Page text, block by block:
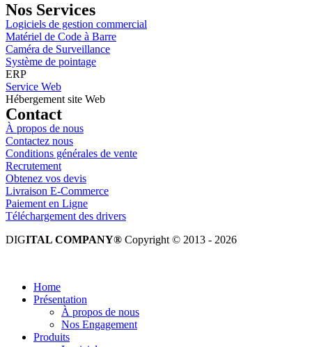
Nos Services
Logiciels de gestion commercial
Matériel de Code à Barre
Caméra de Surveillance
Système de pointage
ERP
Service Web
Hébergement site Web
Contact
À propos de nous
Contactez nous
Conditions générales de vente
Recrutement
Obtenez vos devis
Livraison E-Commerce
Paiement en Ligne
Téléchargement des drivers
DIGITAL COMPANY® Copyright © 2013 - 2026
Home
Présentation
À propos de nous
Nos Engagement
Produits